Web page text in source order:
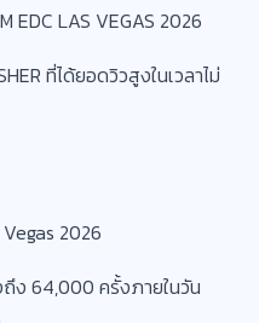
EDC LAS VEGAS 2026
ที่ได้ยอดวิวสูงในเวลาไม่
2026
ง 64,000 ครั้งภายในวัน